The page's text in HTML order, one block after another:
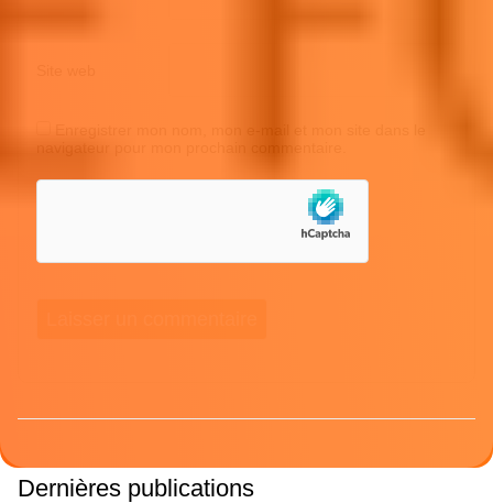
navigateur pour mon prochain commentaire.
Dernières publications